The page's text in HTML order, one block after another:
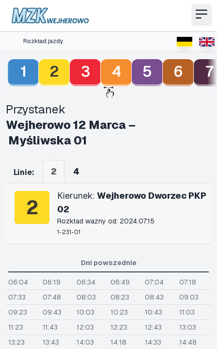
Rozkład jazdy
1 2 3 4 5 6 7
Przystanek
Wejherowo 12 Marca –
Myśliwska 01
Linie: 2 4
2 Kierunek: Wejherowo Dworzec PKP
02
Rozkład ważny od: 2024.07.15
1-231-01
Dni powszednie
06:04 06:19 06:34 06:49 07:04
07:18
07:33
07:48 08:03 08:23 08:43
09:03
09:23
09:43 10:03 10:23 10:43
11:03
11:23
11:43 12:03 12:23 12:43
13:03
13:23
13:43 14:03 14:18 14:33
14:48